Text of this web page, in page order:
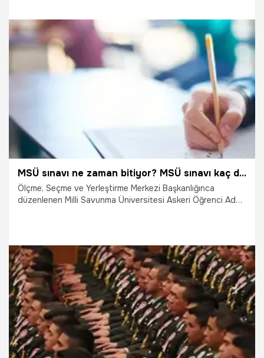
Eğitim
MSÜ sınavı ne zaman bitiyor? MSÜ sınavı kaç dakika? MSÜ giriş çıkış saatleri!
Ölçme, Seçme ve Yerleştirme Merkezi Başkanlığınca
düzenlenen Milli Savunma Üniversitesi Askeri Öğrenci Aday
27.03.2022 Eğitim